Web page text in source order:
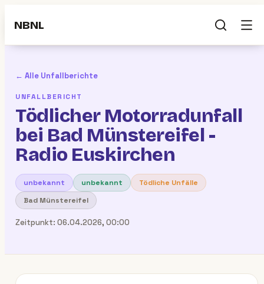
NBNL
← Alle Unfallberichte
UNFALLBERICHT
Tödlicher Motorradunfall
bei Bad Münstereifel -
Radio Euskirchen
unbekannt unbekannt
Tödliche Unfälle
Bad Münstereifel
Zeitpunkt: 06.04.2026, 00:00